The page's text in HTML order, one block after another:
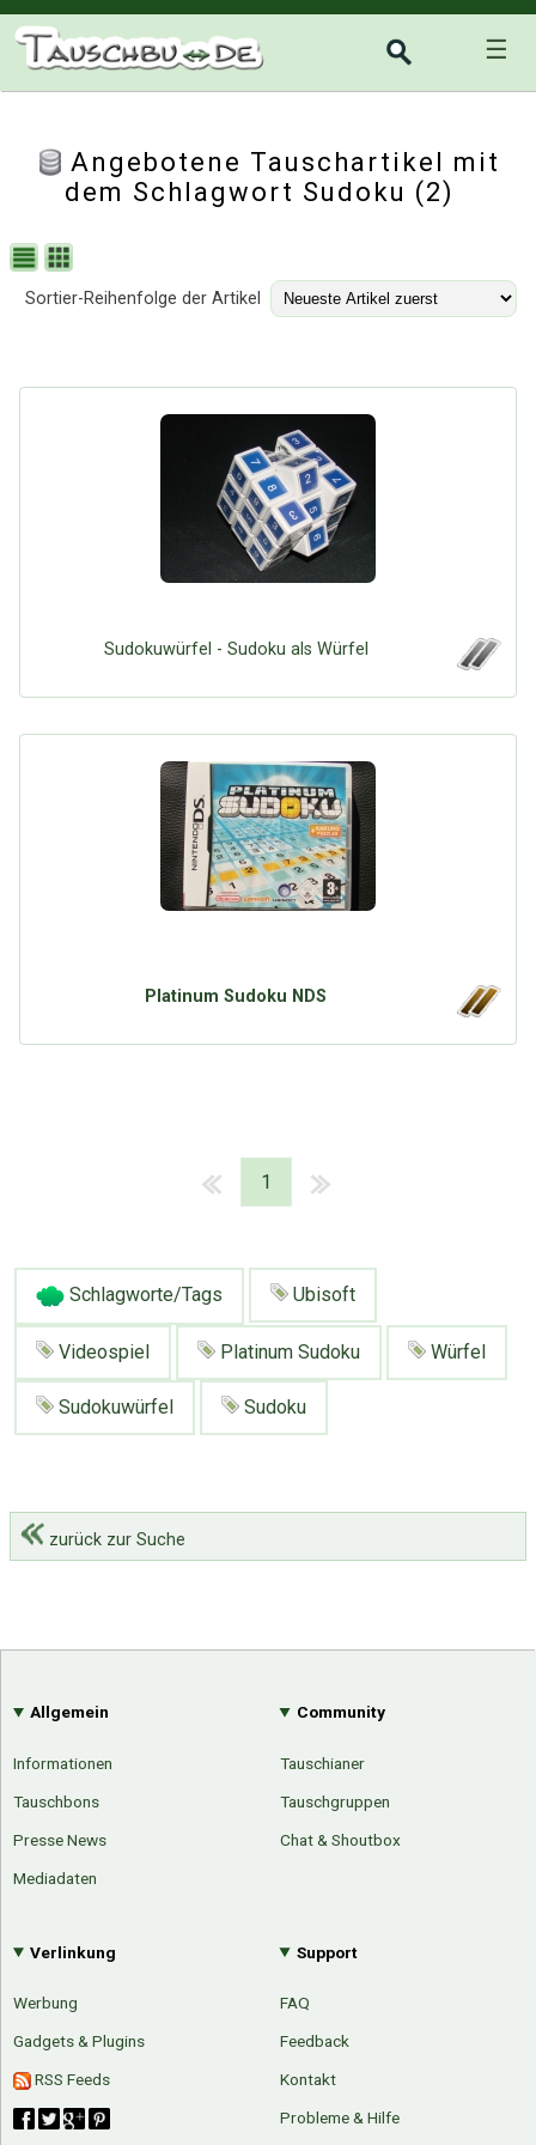
☰
Angebotene Tauschartikel mit
dem Schlagwort Sudoku (2)
Sortier-Reihenfolge der Artikel
Sudokuwürfel - Sudoku als Würfel
Platinum Sudoku NDS
1
Schlagworte/Tags Ubisoft
Videospiel Platinum Sudoku Würfel
Sudokuwürfel Sudoku
zurück zur Suche
Allgemein
Informationen
Tauschbons
Presse News
Mediadaten
Community
Tauschianer
Tauschgruppen
Chat & Shoutbox
Verlinkung
Werbung
Gadgets & Plugins
RSS Feeds
Support
FAQ
Feedback
Kontakt
Probleme & Hilfe